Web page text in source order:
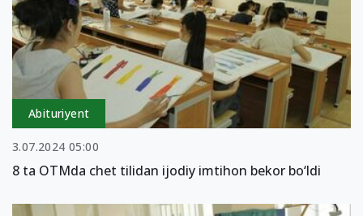
Abituriyent
3.07.2024 05:00
8 ta OTMda chet tilidan ijodiy imtihon bekor bo‘ldi